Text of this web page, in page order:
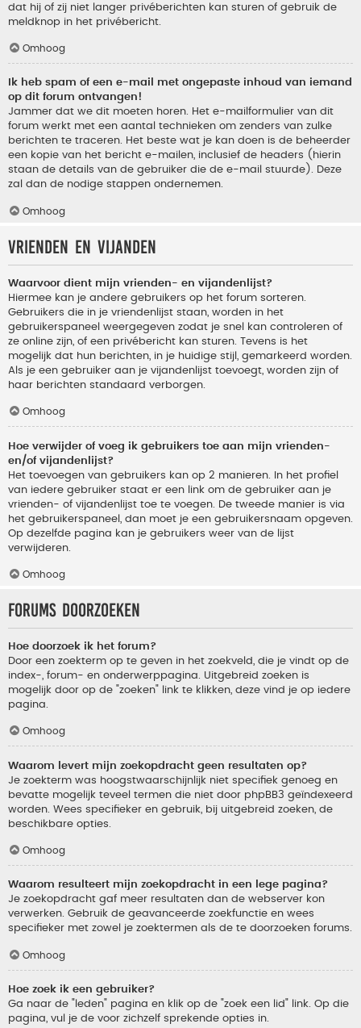
dat hij of zij niet langer privéberichten kan sturen of gebruik de
meldknop in het privébericht.
Omhoog
Ik heb spam of een e-mail met ongepaste inhoud van iemand
op dit forum ontvangen!
Jammer dat we dit moeten horen. Het e-mailformulier van dit
forum werkt met een aantal technieken om zenders van zulke
berichten te traceren. Het beste wat je kan doen is de beheerder
een kopie van het bericht e-mailen, inclusief de headers (hierin
staan de details van de gebruiker die de e-mail stuurde). Deze
zal dan de nodige stappen ondernemen.
Omhoog
Vrienden en vijanden
Waarvoor dient mijn vrienden- en vijandenlijst?
Hiermee kan je andere gebruikers op het forum sorteren.
Gebruikers die in je vriendenlijst staan, worden in het
gebruikerspaneel weergegeven zodat je snel kan controleren of
ze online zijn, of een privébericht kan sturen. Tevens is het
mogelijk dat hun berichten, in je huidige stijl, gemarkeerd worden.
Als je een gebruiker aan je vijandenlijst toevoegt, worden zijn of
haar berichten standaard verborgen.
Omhoog
Hoe verwijder of voeg ik gebruikers toe aan mijn vrienden-
en/of vijandenlijst?
Het toevoegen van gebruikers kan op 2 manieren. In het profiel
van iedere gebruiker staat er een link om de gebruiker aan je
vrienden- of vijandenlijst toe te voegen. De tweede manier is via
het gebruikerspaneel, dan moet je een gebruikersnaam opgeven.
Op dezelfde pagina kan je gebruikers weer van de lijst
verwijderen.
Omhoog
Forums doorzoeken
Hoe doorzoek ik het forum?
Door een zoekterm op te geven in het zoekveld, die je vindt op de
index-, forum- en onderwerppagina. Uitgebreid zoeken is
mogelijk door op de "zoeken" link te klikken, deze vind je op iedere
pagina.
Omhoog
Waarom levert mijn zoekopdracht geen resultaten op?
Je zoekterm was hoogstwaarschijnlijk niet specifiek genoeg en
bevatte mogelijk teveel termen die niet door phpBB3 geïndexeerd
worden. Wees specifieker en gebruik, bij uitgebreid zoeken, de
beschikbare opties.
Omhoog
Waarom resulteert mijn zoekopdracht in een lege pagina?
Je zoekopdracht gaf meer resultaten dan de webserver kon
verwerken. Gebruik de geavanceerde zoekfunctie en wees
specifieker met zowel je zoektermen als de te doorzoeken forums.
Omhoog
Hoe zoek ik een gebruiker?
Ga naar de "leden" pagina en klik op de "zoek een lid" link. Op die
pagina, vul je de voor zichzelf sprekende opties in.